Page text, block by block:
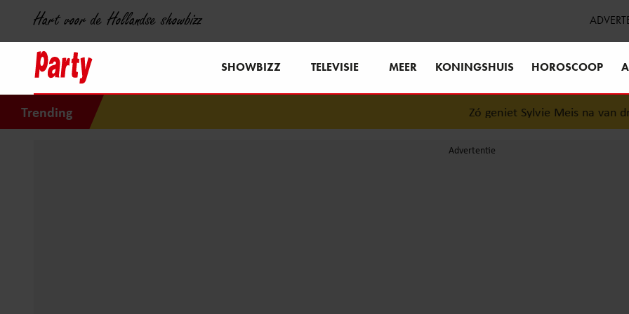
Hart voor de Hollandse showbizz
SHOWBIZZ TELEVISIE MEER KONINGSHUIS HOROSCOOP
Trending Zó geniet Sylvie Meis na van